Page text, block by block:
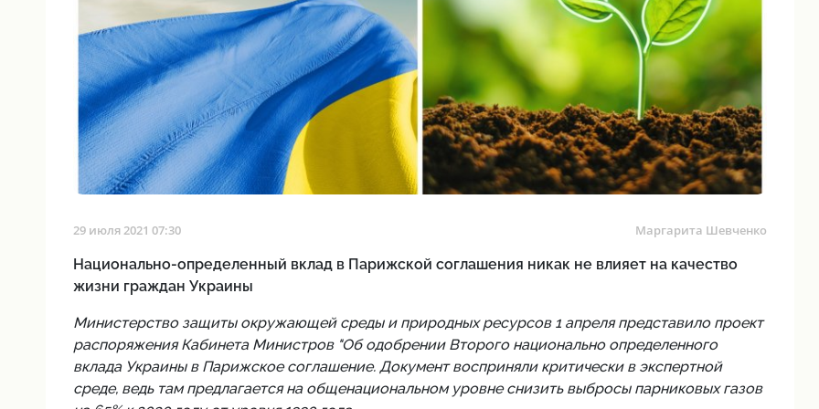
29 июля 2021 07:30 Маргарита Шевченко
Национально-определенный вклад в Парижской соглашения никак не влияет на качество
жизни граждан Украины
Министерство защиты окружающей среды и природных ресурсов 1 апреля представило проект
распоряжения Кабинета Министров "Об одобрении Второго национально определенного
вклада Украины в Парижское соглашение. Документ восприняли критически в экспертной
среде, ведь там предлагается на общенациональном уровне снизить выбросы парниковых газов